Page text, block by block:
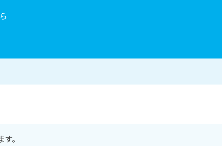
。